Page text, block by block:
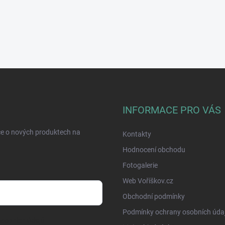
o nových produktech na
INFORMACE PRO VÁS
Kontakty
Hodnocení obchodu
Fotogalerie
Web Voříškov.cz
Obchodní podmínky
Podmínky ochrany osobních